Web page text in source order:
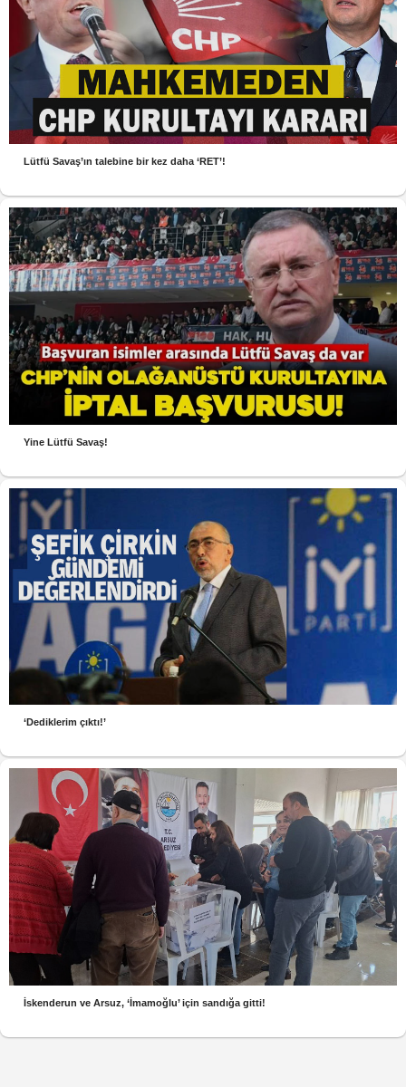
Lütfü Savaş’ın talebine bir kez daha ‘RET’!
Yine Lütfü Savaş!
‘Dediklerim çıktı!’
İskenderun ve Arsuz, ‘İmamoğlu’ için sandığa gitti!